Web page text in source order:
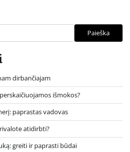
Paieška
dirbančiajam
išmokos?
paprastas vadovas
atidirbti?
greiti ir paprasti būdai